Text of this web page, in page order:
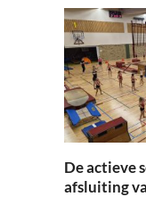
De actieve
afsluiting